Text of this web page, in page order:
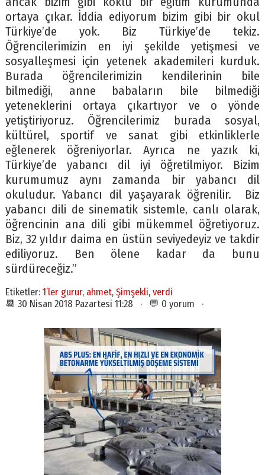
ortaya çıkar. İddia ediyorum bizim gibi bir okul
Türkiye’de yok. Biz Türkiye’de tekiz.
Öğrencilerimizin en iyi şekilde yetişmesi ve
sosyalleşmesi için yetenek akademileri kurduk.
Burada öğrencilerimizin kendilerinin bile
bilmediği, anne babaların bile bilmediği
yeteneklerini ortaya çıkartıyor ve o yönde
yetiştiriyoruz. Öğrencilerimiz burada sosyal,
kültürel, sportif ve sanat gibi etkinliklerle
eğlenerek öğreniyorlar. Ayrıca ne yazık ki,
Türkiye’de yabancı dil iyi öğretilmiyor. Bizim
kurumumuz aynı zamanda bir yabancı dil
okuludur. Yabancı dil yaşayarak öğrenilir. Biz
yabancı dili de sinematik sistemle, canlı olarak,
öğrencinin ana dili gibi mükemmel öğretiyoruz.
Biz, 32 yıldır daima en üstün seviyedeyiz ve takdir
ediliyoruz. Ben ölene kadar da bunu
sürdüreceğiz.”
Etiketler: 1’ler gurur, ahmet, Şimşekli, verdi
📆 30 Nisan 2018 Pazartesi 11:28 · 💬 0 yorum ·